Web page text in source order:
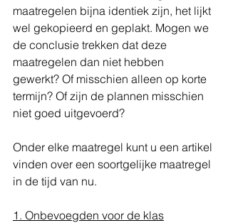
maatregelen bijna identiek zijn, het lijkt
wel gekopieerd en geplakt. Mogen we
de conclusie trekken dat deze
maatregelen dan niet hebben
gewerkt? Of misschien alleen op korte
termijn? Of zijn de plannen misschien
niet goed uitgevoerd?
Onder elke maatregel kunt u een artikel
vinden over een soortgelijke maatregel
in de tijd van nu.
1. Onbevoegden voor de klas